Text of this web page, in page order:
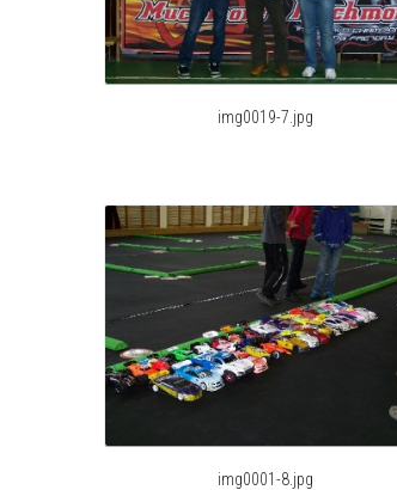
img0019-7.jpg
img0001-8.jpg